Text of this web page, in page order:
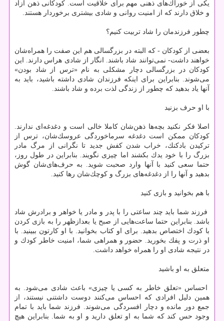
یكی از خوراك‌های ذهنی مهم برای خلاقیت است. كودكانی ذهن آزاد
و خلاق‌ دارند كه از امنیت روانی و شادی بیشتری برخوردار هستند.
چطور فرزندمان را شاد تربیت كنیم؟
بعضی از كودكان - كه البته در بزرگسالی هم این صفت را همراه‌شان
خواهند داشت- نمی‌توانند شاد باشند. انگار از شادی هراس دارند. این
كودكان در بزرگسالی دچار مشكلی به نام «ترس از شاد بودن»‌
می‌شوند. بنابراین برای اینكه فرزندان شادی داشته باشید، باید به
آنها یاد بدهید كه چطور از زندگی لذت برده و شاد باشند.
با او حرف بزنید
اصلا فكر نكنید بچه‌ها ذهن‌شان كاملا خالی است و دغدغه‌ای ندارند.
كودكان ممكن است دغدغه سرماخوردگی عروسك‌شان، ترس از
تركیدن بادكنك‌، خراب شدن كفش جدید تا نگرانی از مرگ مادر
بزرگ را با خود یدك بكشند اما چیزی نگویند. بنابراین در طول روز،
حتما سعی كنید با آنها وارد صحبت شوید. به حرف‌های‌شان گوش
بدهید و آنها را از دغدغه‌های بزرگ و كوچك‌شان رها كنید.
با هم بخوانید و بازی كنید
فرزند شما باید چند ساعتی را با پدر و مادر یا خواهر و برادرش شاد
باشد. بنابراین حتما ساعت‌هایی از صبح یا بعدازظهر را به بازی كردن
با كودك اختصاص بدهید. برای او كتاب بخوانید. با او كارتون ببینید. با
او ذرت و پفك بخورید. حضور و همراهی شما، امنیت خاطر كودك و
در نتیجه شادی او را همراه خواهد داشت.
متعلق به او باشید
احساس «تعلق خاطر به كسی یا چیزی» باعث شادی می‌شود. به
همین دلیل افرادی كه احساس می‌كنند دوست‌ داشتنی نیستند، از
جمع دور مانده و دچار افسردگی می‌شوند. فرزند شما باید با تمام
وجود حس كند كه شما به او تعلق دارید و او به شما. بنابراین هیچ